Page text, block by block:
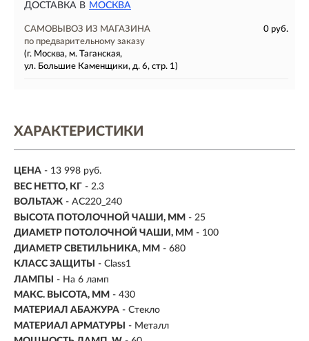
ДОСТАВКА В МОСКВА
САМОВЫВОЗ ИЗ МАГАЗИНА
0 руб.
по предварительному заказу
(г. Москва, м. Таганская,
ул. Большие Каменщики, д. 6, стр. 1)
ХАРАКТЕРИСТИКИ
ЦЕНА - 13 998 руб.
ВЕС НЕТТО, КГ - 2.3
ВОЛЬТАЖ - AC220_240
ВЫСОТА ПОТОЛОЧНОЙ ЧАШИ, ММ - 25
ДИАМЕТР ПОТОЛОЧНОЙ ЧАШИ, ММ - 100
ДИАМЕТР СВЕТИЛЬНИКА, ММ - 680
КЛАСС ЗАЩИТЫ
- Class1
ЛАМПЫ
- На 6 ламп
МАКС. ВЫСОТА, ММ - 430
МАТЕРИАЛ АБАЖУРА - Стекло
МАТЕРИАЛ АРМАТУРЫ
- Металл